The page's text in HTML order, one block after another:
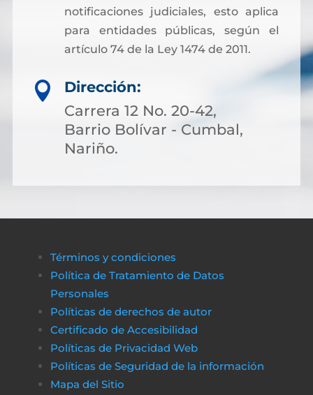
notificaciones judiciales, esto aplica
para entidades públicas, según el
artículo 74 de la Ley 1474 de 2011.

Dirección:
Carrera 12 No. 20-42,
Barrio Bolívar - Cumbal,
Nariño.
Términos y condiciones
Política de Tratamiento de Datos
Personales
Políticas de derechos de autor
Certificado de Accesibilidad
Políticas de Privacidad Web
Políticas de Seguridad de la información
Mapa del Sitio